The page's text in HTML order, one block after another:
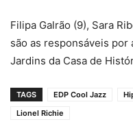
Filipa Galrão (9), Sara
são as responsáveis por
Jardins da Casa de
TAGS EDP Cool Jazz
Lionel Richie